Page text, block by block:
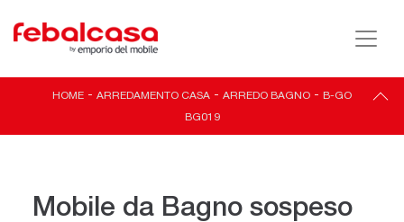
HOME - ARREDAMENTO CASA - ARREDO BAGNO - B-GO
BG019
Mobile da Bagno sospeso